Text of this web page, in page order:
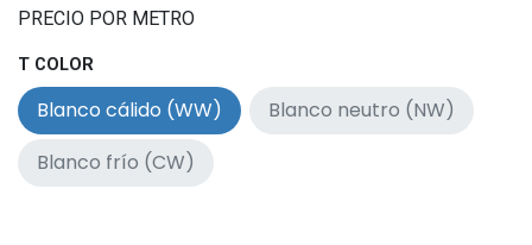
PRECIO POR METRO
T COLOR
Blanco cálido (WW)
Blanco neutro (NW)
Blanco frío (CW)